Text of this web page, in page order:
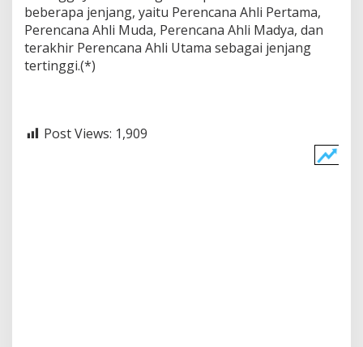
beberapa jenjang, yaitu Perencana Ahli Pertama,
Perencana Ahli Muda, Perencana Ahli Madya, dan
terakhir Perencana Ahli Utama sebagai jenjang
tertinggi.(*)
Post Views: 1,909